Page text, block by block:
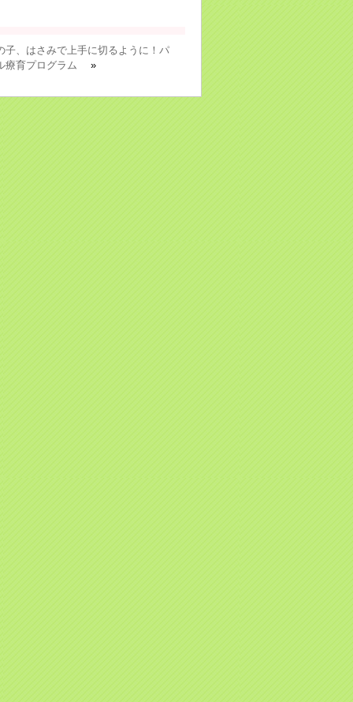
子、はさみで上手に切るように！パ
療育プログラム
»